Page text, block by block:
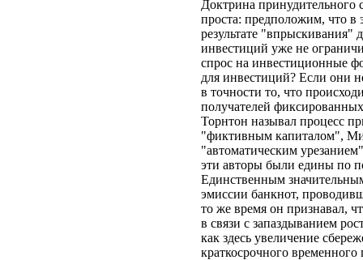
Доктрина принудительного
проста: предположим, что в
результате "впрыскивания"
инвестиций уже не
спрос на инвестиционные
для инвестиций? Если они
в точности то, что
получателей
Торнтон называл процесс
"фиктивным капиталом",
"автоматическим
эти авторы были едины по
Единственным
эмиссии банкнот,
то же время он признавал,
в связи с запаздыванием
как здесь увеличение
краткосрочного